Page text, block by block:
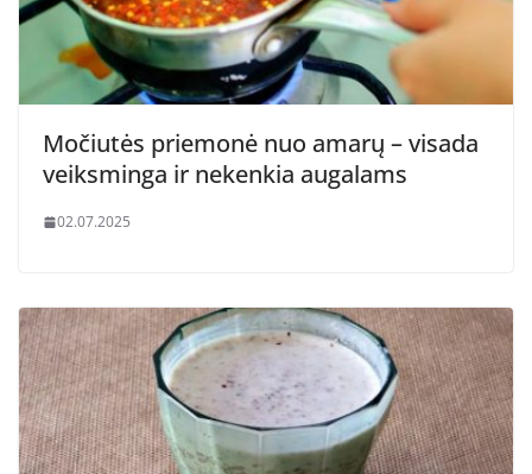
Močiutės priemonė nuo amarų – visada
veiksminga ir nekenkia augalams
02.07.2025